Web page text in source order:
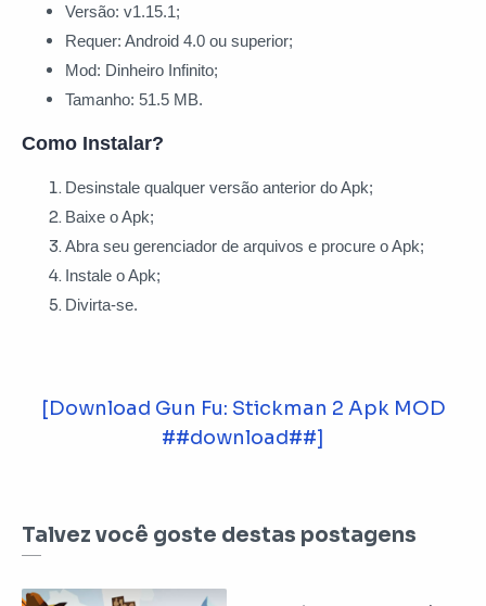
Versão: v1.15.1;
Requer: Android 4.0 ou superior;
Mod: Dinheiro Infinito;
Tamanho: 51.5 MB.
Como Instalar?
Desinstale qualquer versão anterior do Apk;
Baixe o Apk;
Abra seu gerenciador de arquivos e procure o Apk;
Instale o Apk;
Divirta-se.
[Download Gun Fu: Stickman 2 Apk MOD
##download##]
Talvez você goste destas postagens